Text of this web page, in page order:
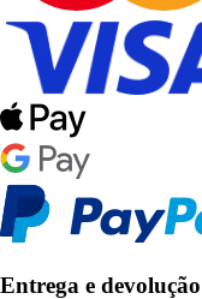
Entrega e devolução